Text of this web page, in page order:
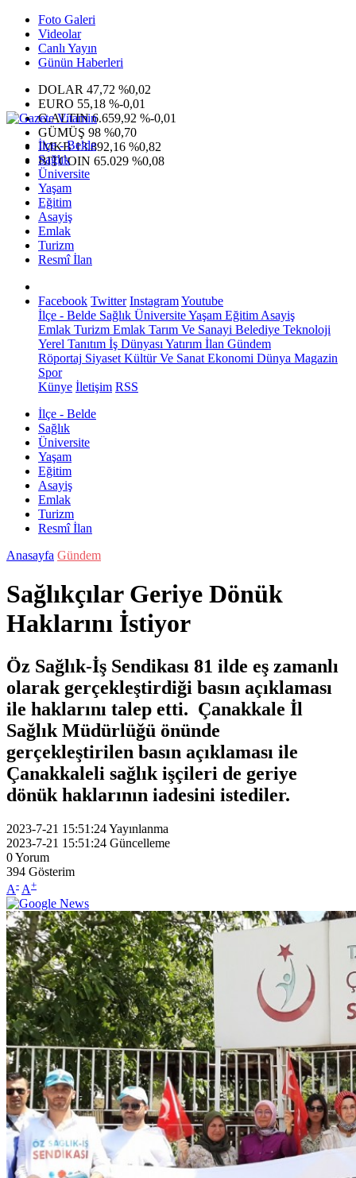
Foto Galeri
Videolar
Canlı Yayın
Günün Haberleri
DOLAR 47,72 %0,02
EURO 55,18 %-0,01
G.ALTIN6.659,92 %-0,01
GÜMÜŞ 98 %0,70
IMKB13.892,16 %0,82
BITCOIN 65.029 %0,08
İlçe - Belde
Sağlık
Üniversite
Yaşam
Eğitim
Asayiş
Emlak
Turizm
Resmî İlan
Facebook Twitter InstagramYoutube
İlçe - Belde Sağlık ÜniversiteYaşam Eğitim Asayiş
Emlak Turizm Emlak Tarım Ve Sanayi Belediye Teknoloji
Yerel Tanıtım İş Dünyası Yatırım İlan Gündem
Röportaj Siyaset Kültür Ve Sanat Ekonomi Dünya Magazin
Spor
Künye İletişim RSS
İlçe - Belde
Sağlık
Üniversite
Yaşam
Eğitim
Asayiş
Emlak
Turizm
Resmî İlan
Anasayfa Gündem
Sağlıkçılar Geriye Dönük
Haklarını İstiyor
Öz Sağlık-İş Sendikası 81 ilde eş zamanlı
olarak gerçekleştirdiği basın açıklaması
ile haklarını talep etti. Çanakkale İl
Sağlık Müdürlüğü önünde
gerçekleştirilen basın açıklaması ile
Çanakkaleli sağlık işçileri de geriye
dönük haklarının iadesini istediler.
2023-7-21 15:51:24Yayınlanma
2023-7-21 15:51:24 Güncelleme
0Yorum
394 Gösterim
A- A+